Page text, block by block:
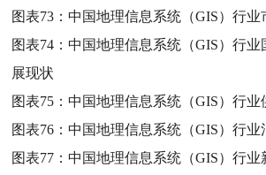
图表73：中国地理信息系统（GIS）行业
图表74：中国地理信息系统（GIS）行
展现状
图表75：中国地理信息系统（GIS）行业
图表76：中国地理信息系统（GIS）行业
图表77：中国地理信息系统（GIS）行业